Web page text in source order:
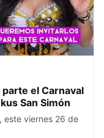
el Carnaval
San Simón
este viernes 26 de